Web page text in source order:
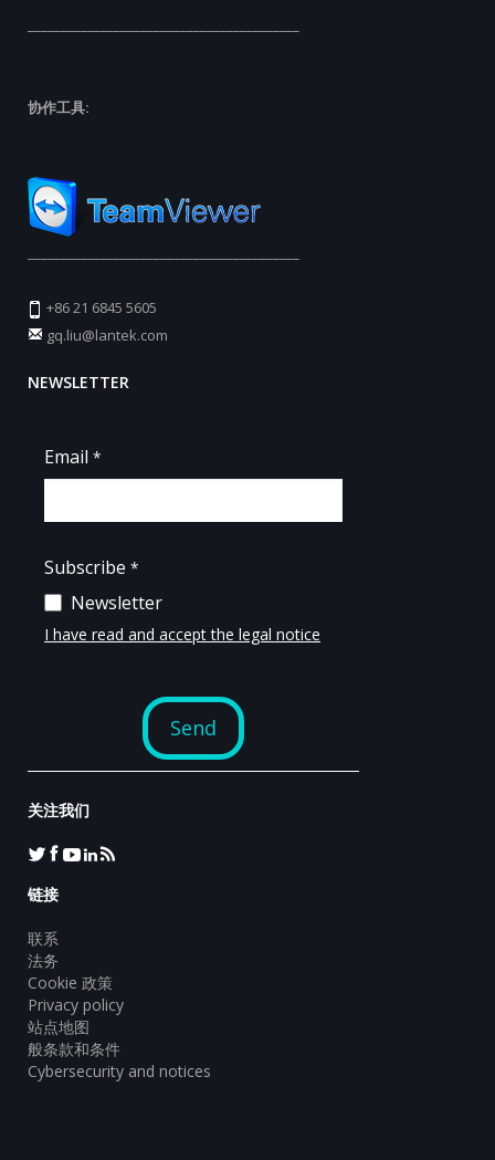
协作工具:
+86 21 6845 5605
gq.liu@lantek.com
NEWSLETTER
关注我们
链接
联系
法务
Cookie 政策
Privacy policy
站点地图
般条款和条件
Cybersecurity and notices